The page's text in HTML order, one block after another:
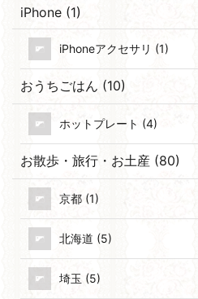
iPhone (1)
iPhoneアクセサリ (1)
おうちごはん (10)
ホットプレート (4)
お散歩・旅行・お土産 (80)
京都 (1)
北海道 (5)
埼玉 (5)